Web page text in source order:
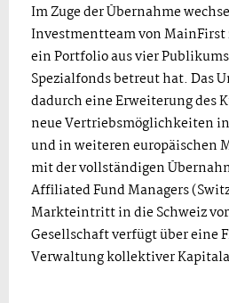
Im Zuge der Übernahme
Investmentteam von MainFirst
ein Portfolio aus vier
Spezialfonds betreut hat. Das
dadurch eine Erweiterung des
neue Vertriebsmöglichkeiten
und in weiteren europäischen
mit der vollständigen
Affiliated Fund Managers
Markteintritt in die Schweiz
Gesellschaft verfügt über eine
Verwaltung kollektiver